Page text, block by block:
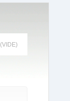
(VIDE)